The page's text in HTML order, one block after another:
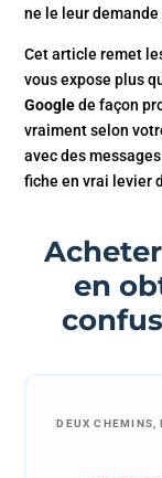
ne le leur
Cet article remet
vous expose plus
Googlede façon
vraiment selon
avec des
fiche en vrai levier
en
DEUX CHEMINS,